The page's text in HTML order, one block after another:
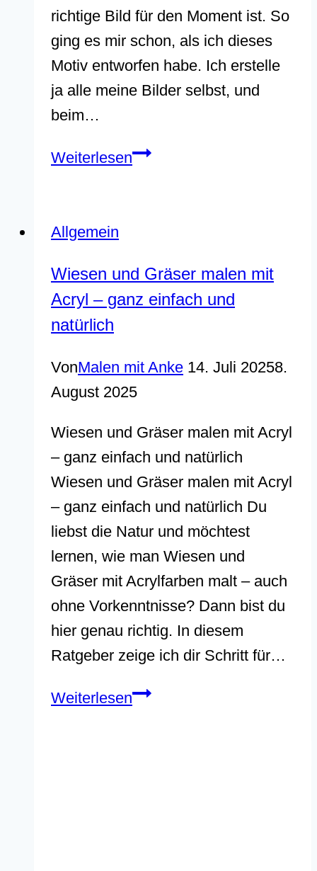
richtige Bild für den Moment ist. So
ging es mir schon, als ich dieses
Motiv entworfen habe. Ich erstelle
ja alle meine Bilder selbst, und
beim…
WeiterlesenMondschein
Kursaufzeichnung
Allgemein
Wiesen und Gräser malen mit
Acryl – ganz einfach und
natürlich
VonMalen mit Anke 14. Juli 20258.
August 2025
Wiesen und Gräser malen mit Acryl
– ganz einfach und natürlich
Wiesen und Gräser malen mit Acryl
– ganz einfach und natürlich Du
liebst die Natur und möchtest
lernen, wie man Wiesen und
Gräser mit Acrylfarben malt – auch
ohne Vorkenntnisse? Dann bist du
hier genau richtig. In diesem
Ratgeber zeige ich dir Schritt für…
WeiterlesenWiesen